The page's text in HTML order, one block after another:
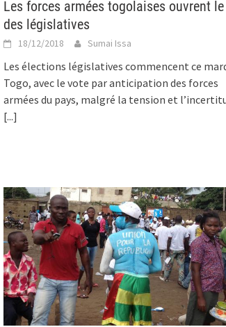
Les forces armées togolaises ouvrent
des législatives
18/12/2018 Sumai Issa
Les élections législatives commencent ce
Togo, avec le vote par anticipation des forces
armées du pays, malgré la tension et
[...]